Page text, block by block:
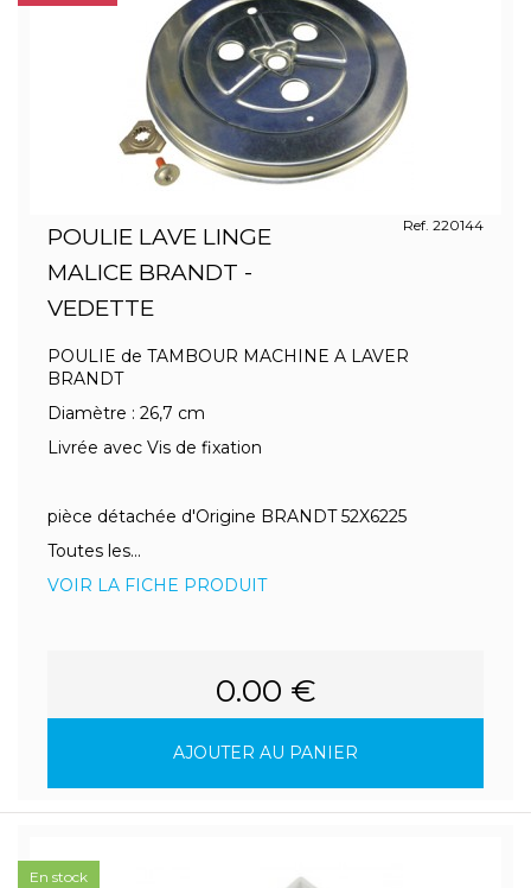
POULIE LAVE LINGE
MALICE BRANDT -
VEDETTE
Ref. 220144
POULIE de TAMBOUR MACHINE A LAVER
BRANDT
Diamètre : 26,7 cm
Livrée avec Vis de fixation
pièce détachée d'Origine BRANDT 52X6225
Toutes les...
VOIR LA FICHE PRODUIT
0.00 €
AJOUTER AU PANIER
En stock